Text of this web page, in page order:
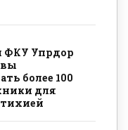
ФКУ Упрдор
более 100
для